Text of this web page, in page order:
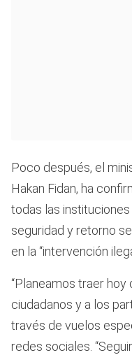
Poco después, el
Hakan Fidan, ha
todas las
seguridad y retorno
en la “intervención
“Planeamos traer
ciudadanos y a los
través de vuelos
redes sociales.